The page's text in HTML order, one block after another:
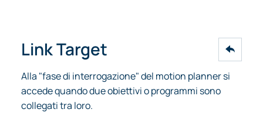
Link Target
Alla "fase di interrogazione" del motion planner si
accede quando due obiettivi o programmi sono
collegati tra loro.